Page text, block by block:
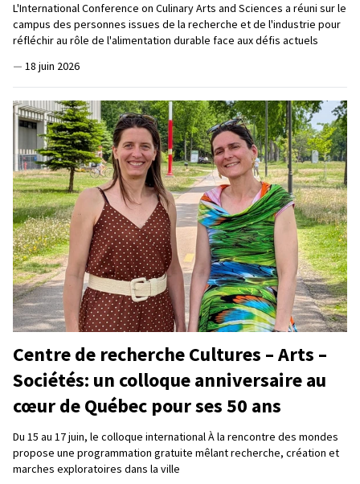
L'International Conference on Culinary Arts and Sciences a réuni sur le
campus des personnes issues de la recherche et de l'industrie pour
réfléchir au rôle de l'alimentation durable face aux défis actuels
— 18 juin 2026
Centre de recherche Cultures – Arts –
Sociétés: un colloque anniversaire au
cœur de Québec pour ses 50 ans
Du 15 au 17 juin, le colloque international À la rencontre des mondes
propose une programmation gratuite mêlant recherche, création et
marches exploratoires dans la ville